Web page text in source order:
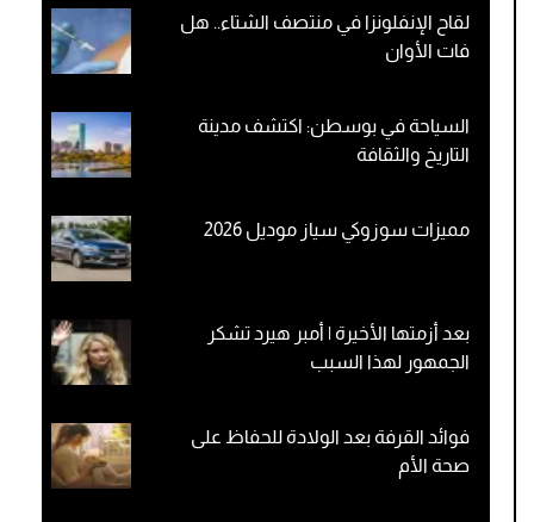
لقاح الإنفلونزا في منتصف الشتاء.. هل
فات الأوان
السياحة في بوسطن: اكتشف مدينة
التاريخ والثقافة
مميزات سوزوكي سياز موديل 2026
بعد أزمتها الأخيرة | أمبر هيرد تشكر
الجمهور لهذا السبب
فوائد القرفة بعد الولادة للحفاظ على
صحة الأم